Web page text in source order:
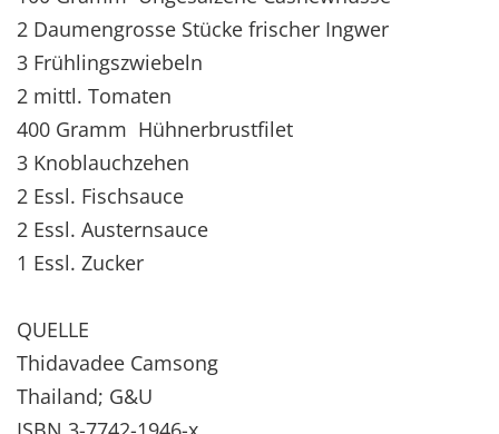
2 Daumengrosse Stücke frischer Ingwer
3 Frühlingszwiebeln
2 mittl. Tomaten
400 Gramm Hühnerbrustfilet
3 Knoblauchzehen
2 Essl. Fischsauce
2 Essl. Austernsauce
1 Essl. Zucker
QUELLE
Thidavadee Camsong
Thailand; G&U